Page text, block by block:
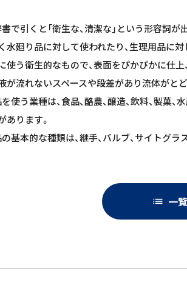
で引くと「衛生な、清潔な」という形容詞が
水廻り品に対して使われたり、生理用品に
使う衛生的なもので、表面をぴかぴかに仕上
が流れないスペースや段差があり流体がと
使う業種は、食品、酪農、醸造、飲料、製菓、
あります。
基本的な種類は、継手、バルブ、サイトグラ
list 一